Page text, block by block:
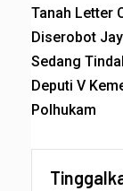
Tanah Letter
Diserobot
Sedang
Deputi V
Polhukam